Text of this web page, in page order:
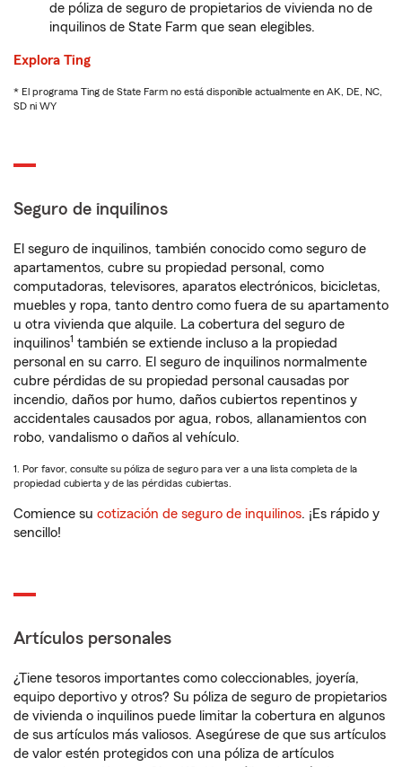
de póliza de seguro de propietarios de vivienda no de
inquilinos de State Farm que sean elegibles.
Explora Ting
* El programa Ting de State Farm no está disponible actualmente en AK, DE, NC,
SD ni WY
Seguro de inquilinos
El seguro de inquilinos, también conocido como seguro de
apartamentos, cubre su propiedad personal, como
computadoras, televisores, aparatos electrónicos, bicicletas,
muebles y ropa, tanto dentro como fuera de su apartamento
u otra vivienda que alquile. La cobertura del seguro de
inquilinos1 también se extiende incluso a la propiedad
personal en su carro. El seguro de inquilinos normalmente
cubre pérdidas de su propiedad personal causadas por
incendio, daños por humo, daños cubiertos repentinos y
accidentales causados por agua, robos, allanamientos con
robo, vandalismo o daños al vehículo.
1. Por favor, consulte su póliza de seguro para ver a una lista completa de la
propiedad cubierta y de las pérdidas cubiertas.
Comience su cotización de seguro de inquilinos. ¡Es rápido y
sencillo!
Artículos personales
¿Tiene tesoros importantes como coleccionables, joyería,
equipo deportivo y otros? Su póliza de seguro de propietarios
de vivienda o inquilinos puede limitar la cobertura en algunos
de sus artículos más valiosos. Asegúrese de que sus artículos
de valor estén protegidos con una póliza de artículos